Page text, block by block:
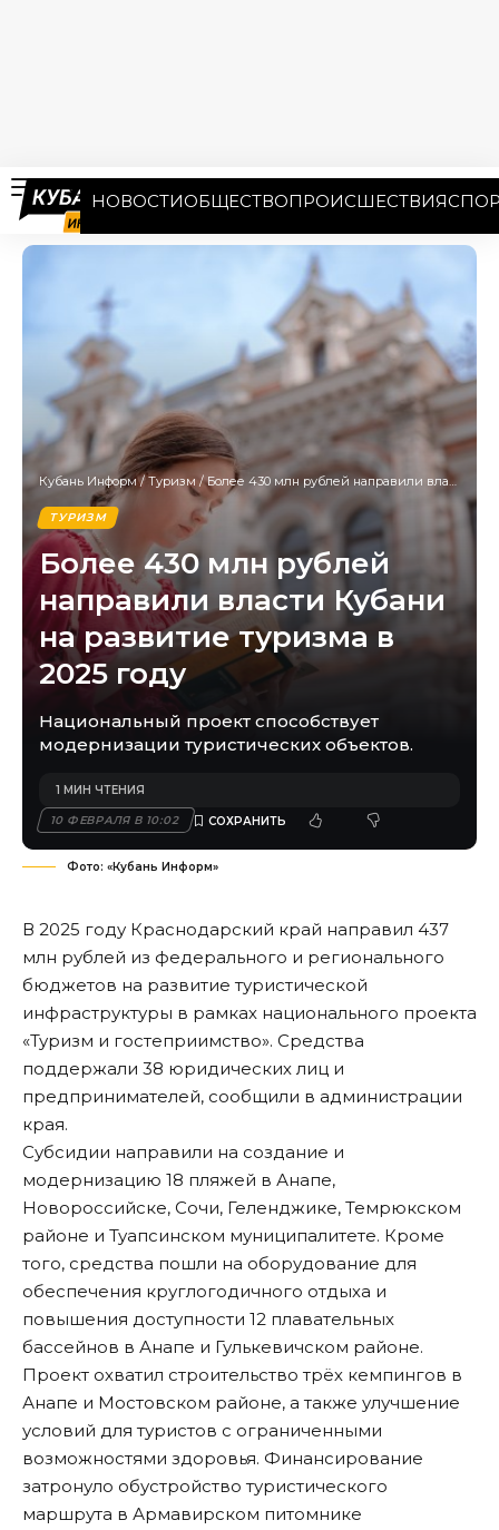
НОВОСТИОБЩЕСТВОПРОИСШЕСТВИЯ
Кубань Информ/ Туризм /Более 430 млн рублей направили власти Кубани на развитие туризма в 2025 году
ТУРИЗМ
Более 430 млн рублей
направили власти Кубани
на развитие туризма в
2025 году
Национальный проект способствует
модернизации туристических объектов.
10 ФЕВРАЛЯ В 10:02
1 МИН ЧТЕНИЯ
Фото: «Кубань Информ»
В 2025 году Краснодарский край направил 437
млн рублей из федерального и регионального
бюджетов на развитие туристической
инфраструктуры в рамках национального проекта
«Туризм и гостеприимство». Средства
поддержали 38 юридических лиц и
предпринимателей, сообщили в администрации
края.
Субсидии направили на создание и
модернизацию 18 пляжей в Анапе,
Новороссийске, Сочи, Геленджике, Темрюкском
районе и Туапсинском муниципалитете. Кроме
того, средства пошли на оборудование для
обеспечения круглогодичного отдыха и
повышения доступности 12 плавательных
бассейнов в Анапе и Гулькевичском районе.
Проект охватил строительство трёх кемпингов в
Анапе и Мостовском районе, а также улучшение
условий для туристов с ограниченными
возможностями здоровья. Финансирование
затронуло обустройство туристического
маршрута в Армавирском питомнике